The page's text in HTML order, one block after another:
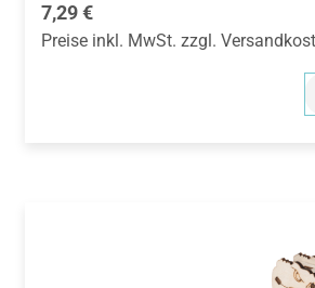
Regulärer Preis:
7,29 €
Preise inkl. MwSt. zzgl.